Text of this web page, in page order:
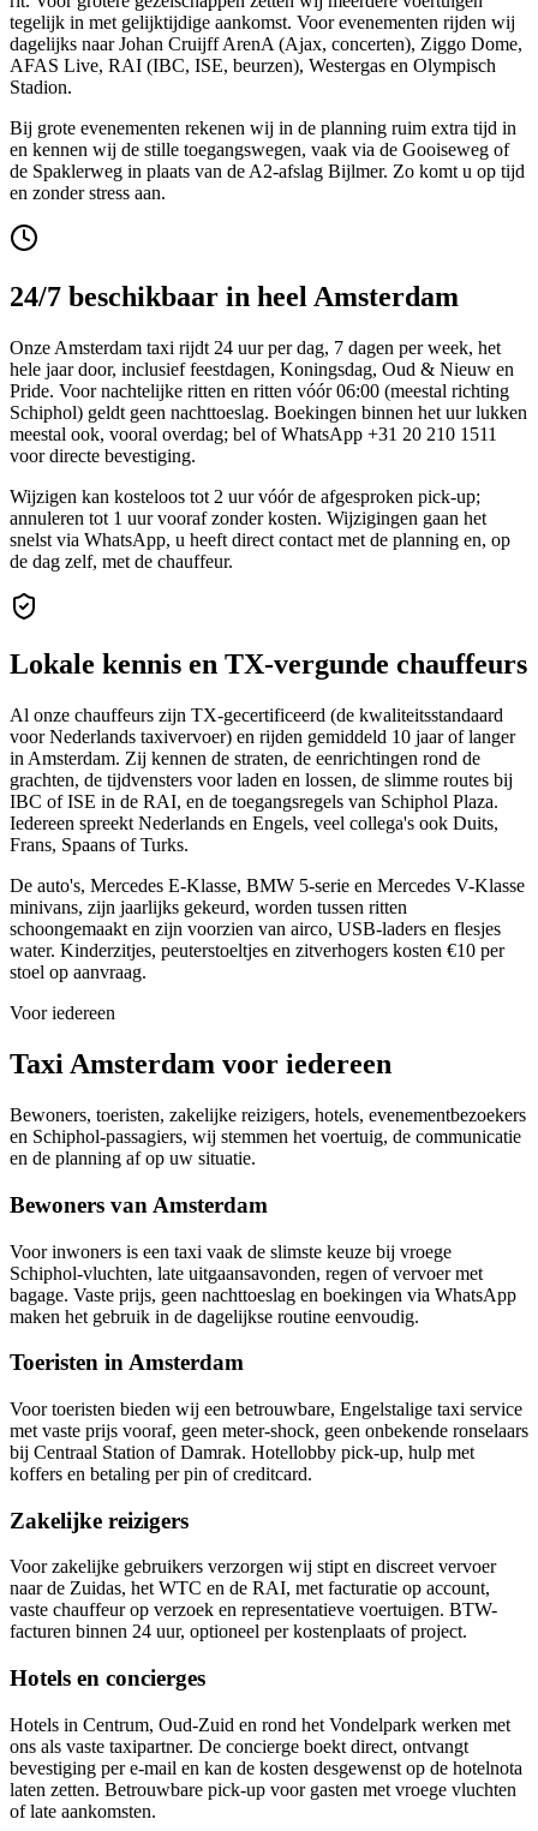
tegelijk in met gelijktijdige aankomst. Voor evenementen rijden wij
dagelijks naar Johan Cruijff ArenA (Ajax, concerten), Ziggo Dome,
AFAS Live, RAI (IBC, ISE, beurzen), Westergas en Olympisch
Stadion.
Bij grote evenementen rekenen wij in de planning ruim extra tijd in
en kennen wij de stille toegangswegen, vaak via de Gooiseweg of
de Spaklerweg in plaats van de A2-afslag Bijlmer. Zo komt u op tijd
en zonder stress aan.
24/7 beschikbaar in heel Amsterdam
Onze Amsterdam taxi rijdt 24 uur per dag, 7 dagen per week, het
hele jaar door, inclusief feestdagen, Koningsdag, Oud & Nieuw en
Pride. Voor nachtelijke ritten en ritten vóór 06:00 (meestal richting
Schiphol) geldt geen nachttoeslag. Boekingen binnen het uur lukken
meestal ook, vooral overdag; bel of WhatsApp +31 20 210 1511
voor directe bevestiging.
Wijzigen kan kosteloos tot 2 uur vóór de afgesproken pick-up;
annuleren tot 1 uur vooraf zonder kosten. Wijzigingen gaan het
snelst via WhatsApp, u heeft direct contact met de planning en, op
de dag zelf, met de chauffeur.
Lokale kennis en TX-vergunde chauffeurs
Al onze chauffeurs zijn TX-gecertificeerd (de kwaliteitsstandaard
voor Nederlands taxivervoer) en rijden gemiddeld 10 jaar of langer
in Amsterdam. Zij kennen de straten, de eenrichtingen rond de
grachten, de tijdvensters voor laden en lossen, de slimme routes bij
IBC of ISE in de RAI, en de toegangsregels van Schiphol Plaza.
Iedereen spreekt Nederlands en Engels, veel collega's ook Duits,
Frans, Spaans of Turks.
De auto's, Mercedes E-Klasse, BMW 5-serie en Mercedes V-Klasse
minivans, zijn jaarlijks gekeurd, worden tussen ritten
schoongemaakt en zijn voorzien van airco, USB-laders en flesjes
water. Kinderzitjes, peuterstoeltjes en zitverhogers kosten €10 per
stoel op aanvraag.
Voor iedereen
Taxi Amsterdam voor iedereen
Bewoners, toeristen, zakelijke reizigers, hotels, evenementbezoekers
en Schiphol-passagiers, wij stemmen het voertuig, de communicatie
en de planning af op uw situatie.
Bewoners van Amsterdam
Voor inwoners is een taxi vaak de slimste keuze bij vroege
Schiphol-vluchten, late uitgaansavonden, regen of vervoer met
bagage. Vaste prijs, geen nachttoeslag en boekingen via WhatsApp
maken het gebruik in de dagelijkse routine eenvoudig.
Toeristen in Amsterdam
Voor toeristen bieden wij een betrouwbare, Engelstalige taxi service
met vaste prijs vooraf, geen meter-shock, geen onbekende ronselaars
bij Centraal Station of Damrak. Hotellobby pick-up, hulp met
koffers en betaling per pin of creditcard.
Zakelijke reizigers
Voor zakelijke gebruikers verzorgen wij stipt en discreet vervoer
naar de Zuidas, het WTC en de RAI, met facturatie op account,
vaste chauffeur op verzoek en representatieve voertuigen. BTW-
facturen binnen 24 uur, optioneel per kostenplaats of project.
Hotels en concierges
Hotels in Centrum, Oud-Zuid en rond het Vondelpark werken met
ons als vaste taxipartner. De concierge boekt direct, ontvangt
bevestiging per e-mail en kan de kosten desgewenst op de hotelnota
laten zetten. Betrouwbare pick-up voor gasten met vroege vluchten
of late aankomsten.